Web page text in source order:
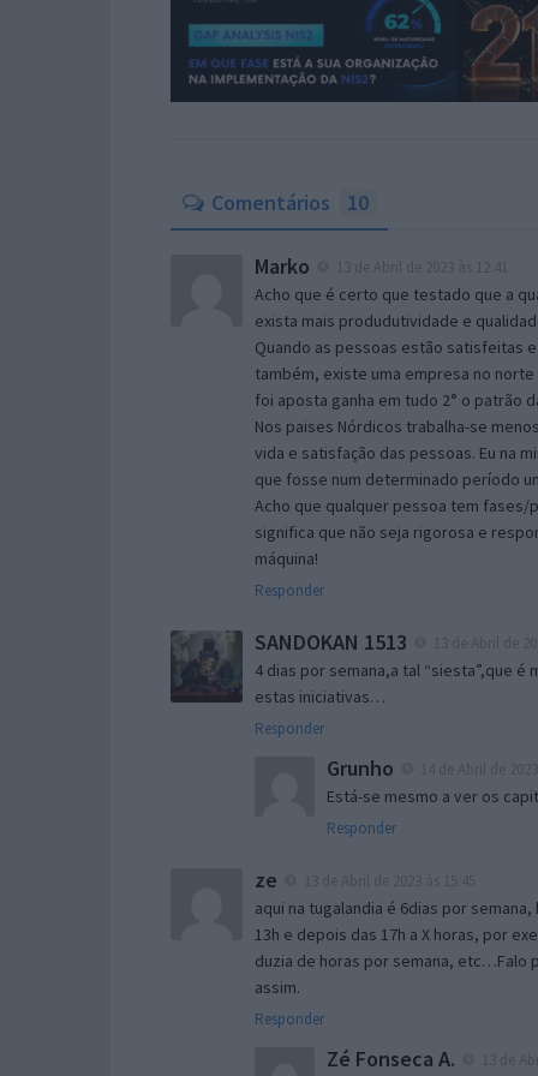
Comentários 10
Marko
Acho que é certo que testado que a
exista mais produdutividade e
Quando as pessoas estão satisfeitas
também, existe uma empresa no
foi aposta ganha em tudo 2° o patrão
Nos paises Nórdicos trabalha-se
vida e satisfação das pessoas. Eu na
que fosse num determinado período
Acho que qualquer pessoa tem
significa que não seja rigorosa e
máquina!
Responder
SANDOKAN 1513
4 dias por semana,a tal “siesta”,que é
estas iniciativas…
Responder
Grunho
Está-se mesmo a ver os
Responder
ze
aqui na tugalandia é 6dias por
13h e depois das 17h a X horas, por
duzia de horas por semana, etc…Falo
assim.
Responder
Zé Fonseca A.